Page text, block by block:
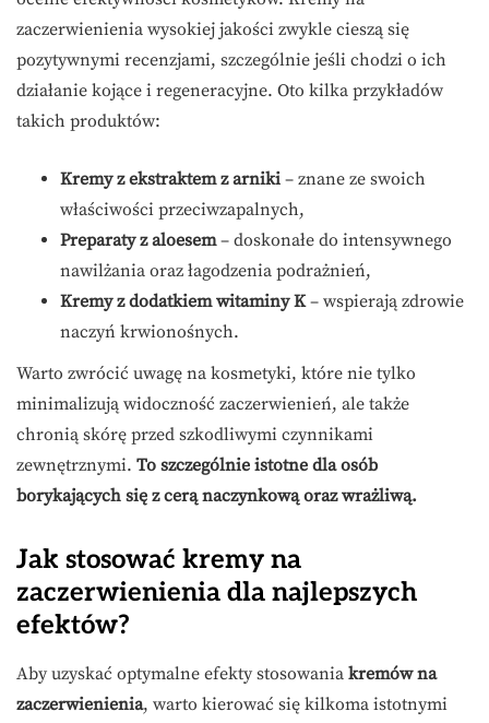
zaczerwienienia wysokiej jakości zwykle cieszą się
pozytywnymi recenzjami, szczególnie jeśli chodzi o ich
działanie kojące i regeneracyjne. Oto kilka przykładów
takich produktów:
Kremy z ekstraktem z arniki – znane ze swoich
właściwości przeciwzapalnych,
Preparaty z aloesem– doskonałe do intensywnego
nawilżania oraz łagodzenia podrażnień,
Kremy z dodatkiem witaminy K– wspierają zdrowie
naczyń krwionośnych.
Warto zwrócić uwagę na kosmetyki, które nie tylko
minimalizują widoczność zaczerwienień, ale także
chronią skórę przed szkodliwymi czynnikami
zewnętrznymi. To szczególnie istotne dla osób
borykających się z cerą naczynkową oraz wrażliwą.
Jak stosować kremy na
zaczerwienienia dla najlepszych
efektów?
Aby uzyskać optymalne efekty stosowania kremów na
zaczerwienienia, warto kierować się kilkoma istotnymi